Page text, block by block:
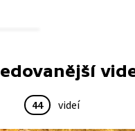
44 videí